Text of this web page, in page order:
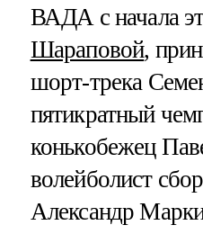
ВАДА с начала
Шараповой,
шорт-трека
пятикратный
конькобежец
волейболист
Александр